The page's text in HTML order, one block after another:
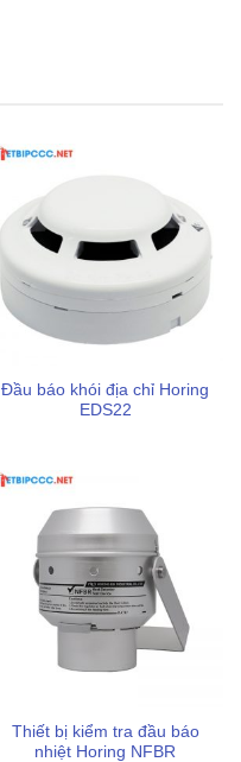
Đầu báo khói địa chỉ Horing
EDS22
Thiết bị kiểm tra đầu báo
nhiệt Horing NFBR